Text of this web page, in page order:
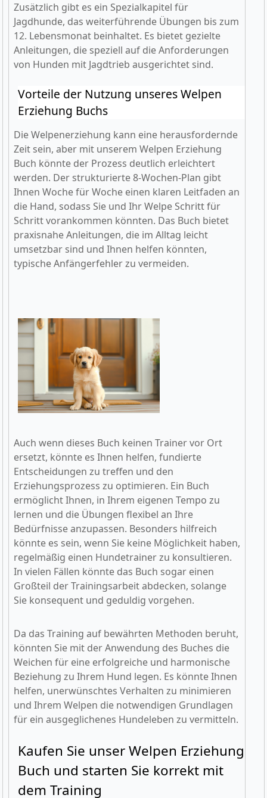
Zusätzlich gibt es ein Spezialkapitel für
Jagdhunde, das weiterführende Übungen bis zum
12. Lebensmonat beinhaltet. Es bietet gezielte
Anleitungen, die speziell auf die Anforderungen
von Hunden mit Jagdtrieb ausgerichtet sind.
Vorteile der Nutzung unseres Welpen
Erziehung Buchs
Die Welpenerziehung kann eine herausfordernde
Zeit sein, aber mit unserem Welpen Erziehung
Buch könnte der Prozess deutlich erleichtert
werden. Der strukturierte 8-Wochen-Plan gibt
Ihnen Woche für Woche einen klaren Leitfaden an
die Hand, sodass Sie und Ihr Welpe Schritt für
Schritt vorankommen könnten. Das Buch bietet
praxisnahe Anleitungen, die im Alltag leicht
umsetzbar sind und Ihnen helfen könnten,
typische Anfängerfehler zu vermeiden.
Auch wenn dieses Buch keinen Trainer vor Ort
ersetzt, könnte es Ihnen helfen, fundierte
Entscheidungen zu treffen und den
Erziehungsprozess zu optimieren. Ein Buch
ermöglicht Ihnen, in Ihrem eigenen Tempo zu
lernen und die Übungen flexibel an Ihre
Bedürfnisse anzupassen. Besonders hilfreich
könnte es sein, wenn Sie keine Möglichkeit haben,
regelmäßig einen Hundetrainer zu konsultieren.
In vielen Fällen könnte das Buch sogar einen
Großteil der Trainingsarbeit abdecken, solange
Sie konsequent und geduldig vorgehen.
Da das Training auf bewährten Methoden beruht,
könnten Sie mit der Anwendung des Buches die
Weichen für eine erfolgreiche und harmonische
Beziehung zu Ihrem Hund legen. Es könnte Ihnen
helfen, unerwünschtes Verhalten zu minimieren
und Ihrem Welpen die notwendigen Grundlagen
für ein ausgeglichenes Hundeleben zu vermitteln.
Kaufen Sie unser Welpen Erziehung
Buch und starten Sie korrekt mit
dem Training